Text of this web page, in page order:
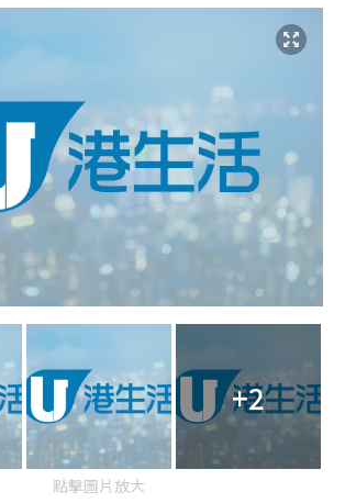
+2
點擊圖片放大